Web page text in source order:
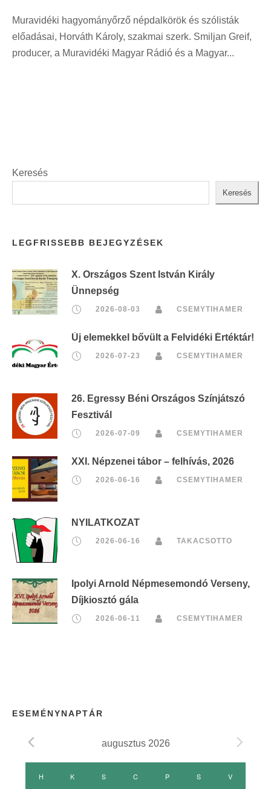
n
t
:
t
:
Muravidéki hagyományőrző népdalkörök és szólisták
előadásai, Horváth Károly, szakmai szerk. Smiljan Greif,
producer, a Muravidéki Magyar Rádió és a Magyar...
Keresés
Keresés
LEGFRISSEBB BEJEGYZÉSEK
X. Országos Szent István Király
Ünnepség
2026-08-03 CSEMYTIHAMER
Új elemekkel bővült a Felvidéki Értéktár!
2026-07-23 CSEMYTIHAMER
26. Egressy Béni Országos Színjátszó
Fesztivál
2026-07-09 CSEMYTIHAMER
XXI. Népzenei tábor – felhívás, 2026
2026-06-16 CSEMYTIHAMER
NYILATKOZAT
2026-06-16 TAKACSOTTO
Ipolyi Arnold Népmesemondó Verseny,
Díjkiosztó gála
2026-06-11 CSEMYTIHAMER
ESEMÉNYNAPTÁR
augusztus 2026
EH K S CCSÜTÖRTÖK
PPÉNTEK SSZOMBAT
VVASÁRNAP